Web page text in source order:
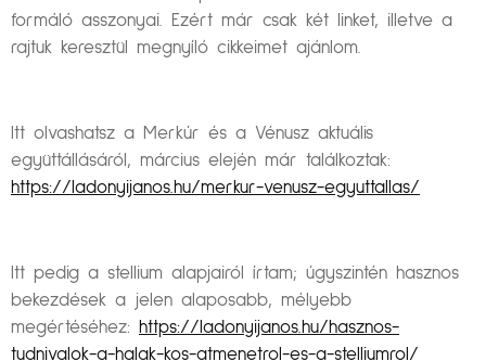
formáló asszonyai. Ezért már csak két linket, illetve a
rajtuk keresztül megnyíló cikkeimet ajánlom.
Itt olvashatsz a Merkúr és a Vénusz aktuális
együttállásáról, március elején már találkoztak:
https://ladonyijanos.hu/merkur-venusz-egyuttallas/
Itt pedig a stellium alapjairól írtam; úgyszintén hasznos
bekezdések a jelen alaposabb, mélyebb
megértéséhez:
https://ladonyijanos.hu/hasznos-
tudnivalok-a-halak-kos-atmenetrol-es-a-stelliumrol/